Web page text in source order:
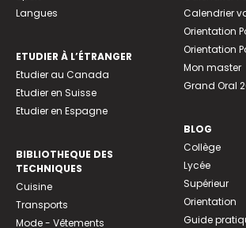
Langues
ETUDIER À L’ÉTRANGER
Etudier au Canada
Etudier en Suisse
Etudier en Espagne
BIBLIOTHEQUE DES
TECHNIQUES
Cuisine
Transports
Mode - Vêtements
Calendrier
Orientation
Orientation
Mon master
Grand Oral
BLOG
Collège
Lycée
Supérieur
Orientation
Guide